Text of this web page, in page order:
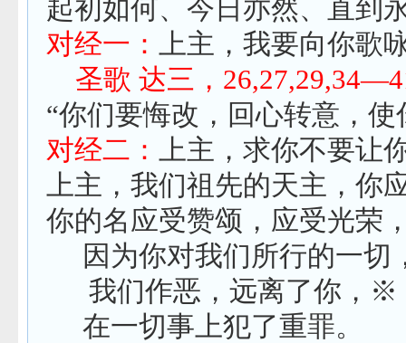
起初如何、今日亦然、直到
对经一： 上主，我要向你歌
圣歌 达三， 26,27,29,34—
“你们要悔改，回心转意，
对经二： 上主，求你不要让
上主，我们祖先的天主，你
你的名应受赞颂，应受光荣
因为你对我们所行的一切
我们作恶，远离了你，※
在一切事上犯了重罪。